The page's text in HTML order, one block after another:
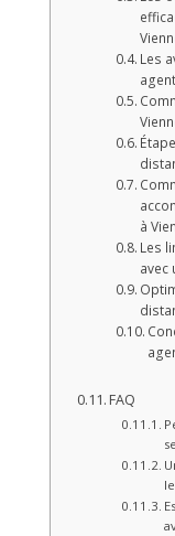
Les
à
Les
avec
FAQ